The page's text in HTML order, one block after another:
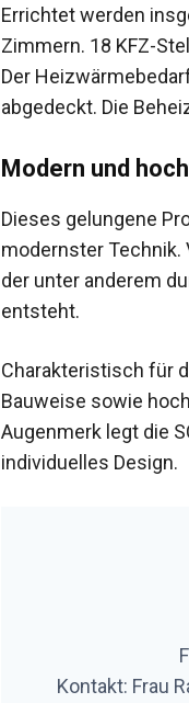
Errichtet werden
Zimmern. 18 KFZ-
Der
abgedeckt. Die
Modern und
Dieses gelungene
modernster
der unter anderem
entsteht.
Charakteristisch für
Bauweise sowie
Augenmerk legt die
individuelles Design.
Kontakt: Frau